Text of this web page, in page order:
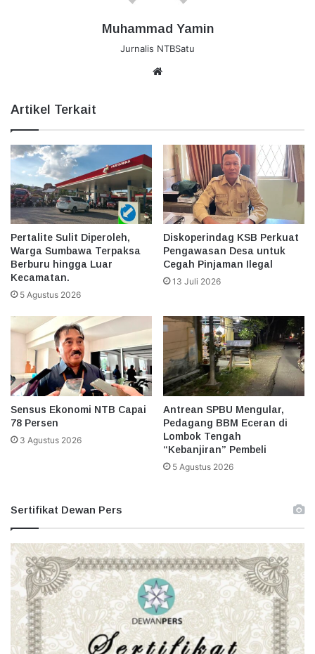
Muhammad Yamin
Jurnalis NTBSatu
Artikel Terkait
Pertalite Sulit Diperoleh,
Warga Sumbawa Terpaksa
Berburu hingga Luar
Kecamatan.
5 Agustus 2026
Diskoperindag KSB Perkuat
Pengawasan Desa untuk
Cegah Pinjaman Ilegal
13 Juli 2026
Sensus Ekonomi NTB Capai
78 Persen
3 Agustus 2026
Antrean SPBU Mengular,
Pedagang BBM Eceran di
Lombok Tengah
“Kebanjiran” Pembeli
5 Agustus 2026
Sertifikat Dewan Pers